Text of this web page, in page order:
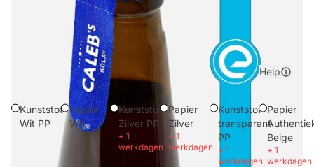
laat op een stijlvolle manier zien dat het flesje nog niet is
Materiaal Help
Kunststof
Wit PP
Papier
Wit
Kunststof
Zilver PP
+1
werkdagen
Papier
Zilver
+1
werkdagen
Kunststof
transparant
PP
+ 1
werkdagen
Papier
Beige
+1
werkdagen